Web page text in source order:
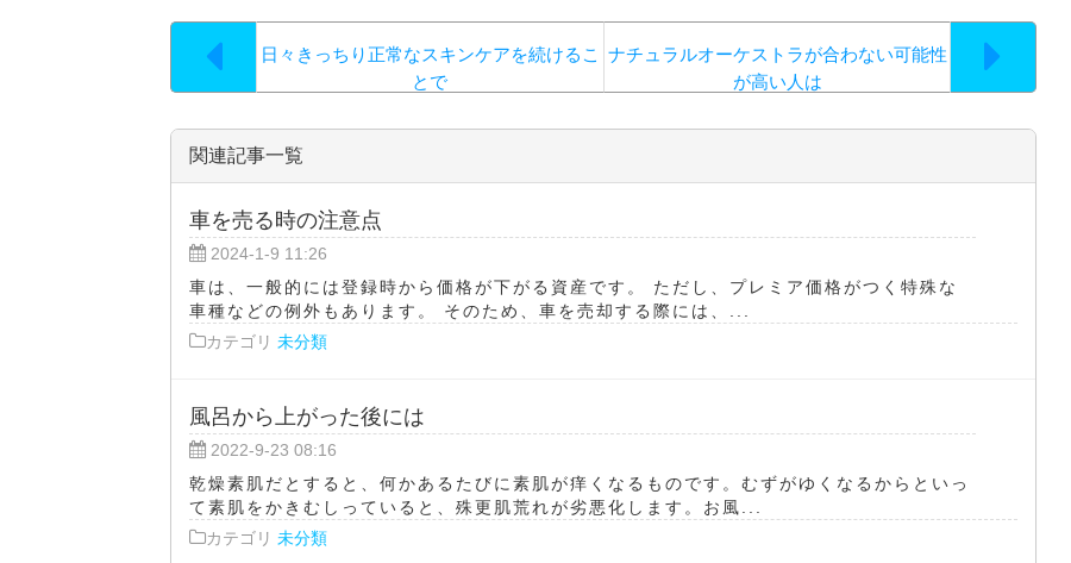
日々きっちり正常なスキンケアを続けるこ
とで
ナチュラルオーケストラが合わない可能性
が高い人は
関連記事一覧
車を売る時の注意点
2024-1-9 11:26
車は、一般的には登録時から価格が下がる資産です。 ただし、プレミア価格がつく特殊な
車種などの例外もあります。 そのため、車を売却する際には、...
カテゴリ 未分類
風呂から上がった後には
2022-9-23 08:16
乾燥素肌だとすると、何かあるたびに素肌が痒くなるものです。むずがゆくなるからといっ
て素肌をかきむしっていると、殊更肌荒れが劣悪化します。お風...
カテゴリ 未分類